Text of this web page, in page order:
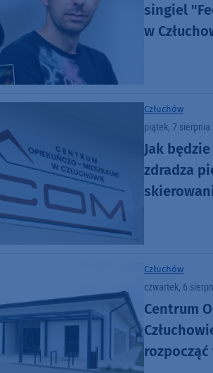
singiel
w
Człuchów
piątek, 7 sierpnia
Jak
zdradza
Człuchów
czwartek, 6
Centrum
rozpocząć